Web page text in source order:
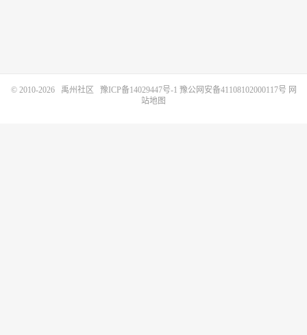
© 2010-2026 禹州社区 豫ICP备14029447号-1 豫公网安备41108102000117号 网
站地图